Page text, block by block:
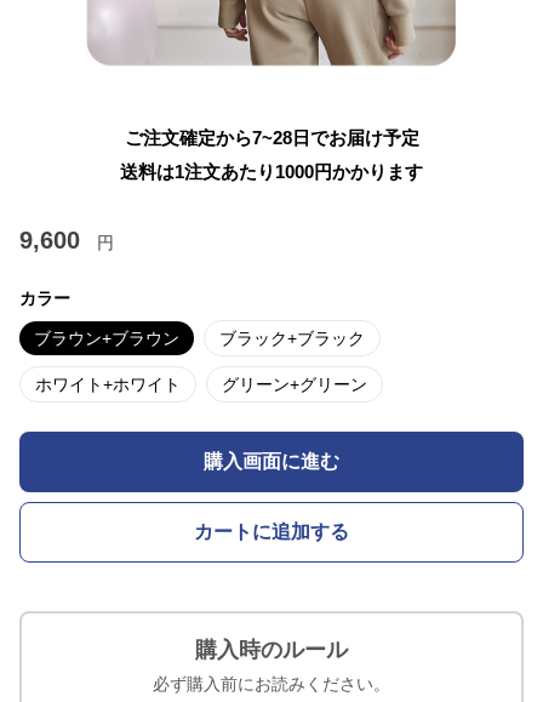
ご注文確定から7~28日でお届け予定
送料は1注文あたり 1000円かかります
9,600 円
カラー
ブラウン+ブラウン ブラック+ブラック
ホワイト+ホワイト グリーン+グリーン
購入画面に進む
カートに追加する
購入時のルール
必ず購入前にお読みください。